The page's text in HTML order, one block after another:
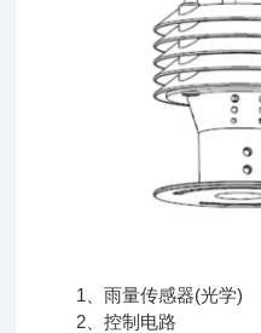
1、雨量传感器(光学)
2、控制电路